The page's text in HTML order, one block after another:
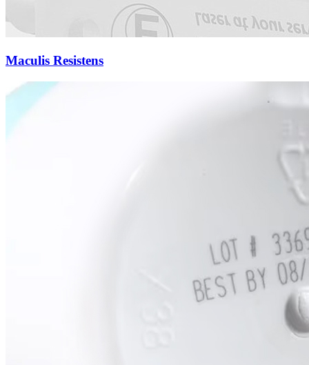
Maculis Resistens